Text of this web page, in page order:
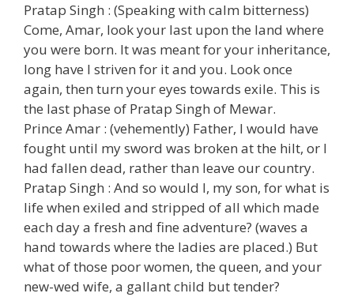
Pratap Singh : (Speaking with calm bitterness)
Come, Amar, look your last upon the land where
you were born. It was meant for your inheritance,
long have I striven for it and you. Look once
again, then turn your eyes towards exile. This is
the last phase of Pratap Singh of Mewar.
Prince Amar : (vehemently) Father, I would have
fought until my sword was broken at the hilt, or I
had fallen dead, rather than leave our country.
Pratap Singh : And so would I, my son, for what is
life when exiled and stripped of all which made
each day a fresh and fine adventure? (waves a
hand towards where the ladies are placed.) But
what of those poor women, the queen, and your
new-wed wife, a gallant child but tender?